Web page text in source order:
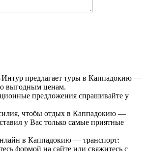
предлагает туры в Каппадокию —
выгодным ценам.
предложения спрашивайте у
чтобы отдых в Каппадокию —
у Вас только самые приятные
в Каппадокию — транспорт:
формой на сайте или свяжитесь с